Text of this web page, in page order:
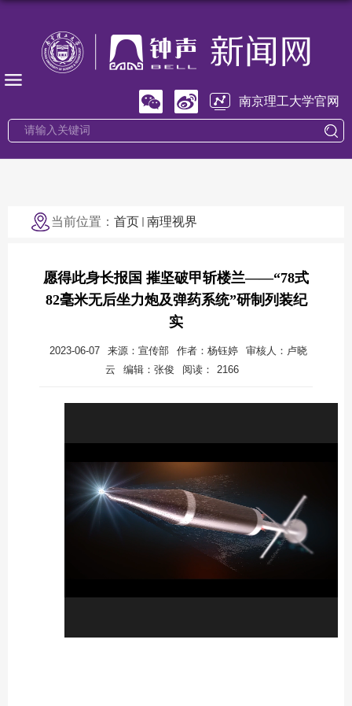
南京理工大学官网
当前位置： 首页 南理视界
愿得此身长报国 摧坚破甲斩楼兰——“78式
82毫米无后坐力炮及弹药系统”研制列装纪
实
2023-06-07 来源：宣传部 作者：杨钰婷
审核人：卢晓
云
编辑：张俊 阅读： 2166